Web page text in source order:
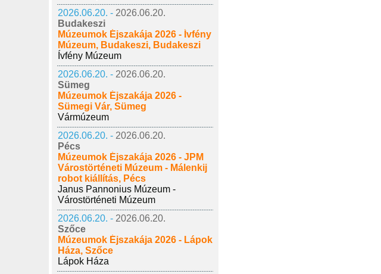
2026.06.20. - 2026.06.20.
Budakeszi
Múzeumok Éjszakája 2026 - Ívfény
Múzeum, Budakeszi, Budakeszi
Ívfény Múzeum
2026.06.20. - 2026.06.20.
Sümeg
Múzeumok Éjszakája 2026 -
Sümegi Vár, Sümeg
Vármúzeum
2026.06.20. - 2026.06.20.
Pécs
Múzeumok Éjszakája 2026 - JPM
Várostörténeti Múzeum - Málenkij
robot kiállítás, Pécs
Janus Pannonius Múzeum -
Várostörténeti Múzeum
2026.06.20. - 2026.06.20.
Szőce
Múzeumok Éjszakája 2026 - Lápok
Háza, Szőce
Lápok Háza